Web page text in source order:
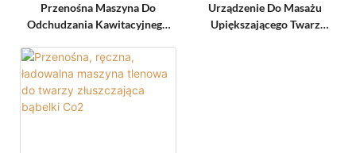
Przenośna Maszyna Do
Odchudzania Kawitacyjnego
Urządzenie Do Masażu
Upiększającego Twarz